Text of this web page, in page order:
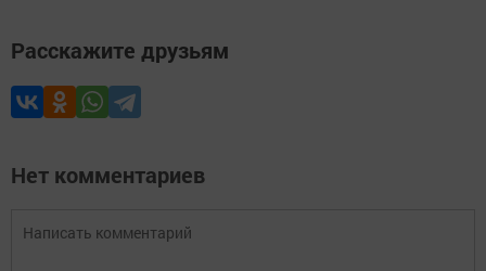
Расскажите друзьям
Нет комментариев